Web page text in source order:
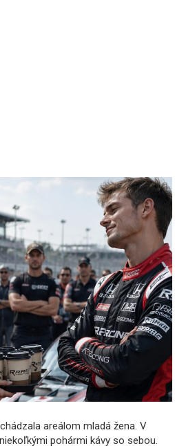
areálom mladá žena. V
pohármi kávy so sebou.